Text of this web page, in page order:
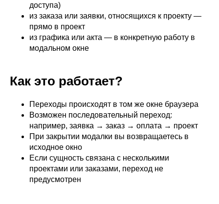
доступа)
из заказа или заявки, относящихся к проекту —
прямо в проект
из графика или акта — в конкретную работу в
модальном окне
Как это работает?
Переходы происходят в том же окне браузера
Возможен последовательный переход:
например, заявка → заказ → оплата → проект
При закрытии модалки вы возвращаетесь в
исходное окно
Если сущность связана с несколькими
проектами или заказами, переход не
предусмотрен